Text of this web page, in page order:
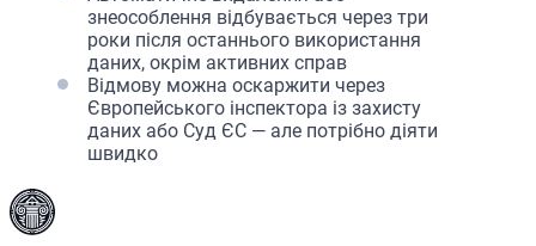
знеособлення відбувається через три
роки після останнього використання
даних, окрім активних справ
Відмову можна оскаржити через
Європейського інспектора із захисту
даних або Суд ЄС — але потрібно діяти
швидко